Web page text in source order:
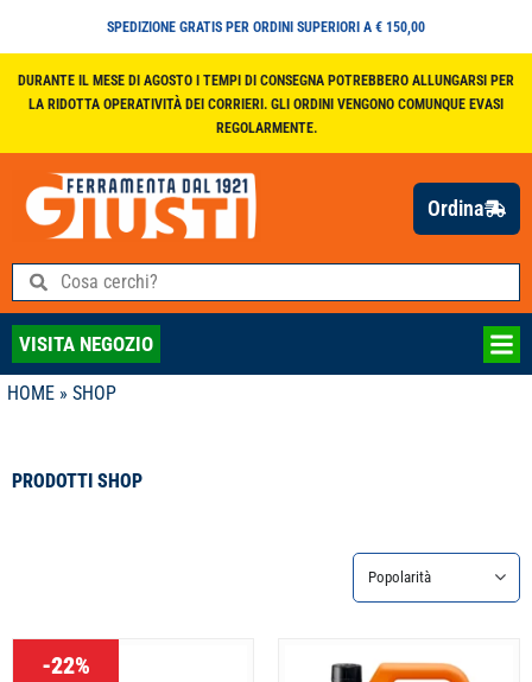
SPEDIZIONE GRATIS PER ORDINI SUPERIORI A € 150,00
DURANTE IL MESE DI AGOSTO I TEMPI DI CONSEGNA POTREBBERO ALLUNGARSI PER
LA RIDOTTA OPERATIVITÀ DEI CORRIERI. GLI ORDINI VENGONO COMUNQUE EVASI
REGOLARMENTE.
Ordina
VISITA NEGOZIO
HOME » SHOP
PRODOTTI SHOP
-22%